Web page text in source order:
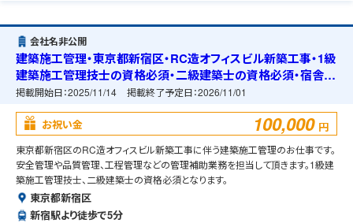
会社名非公開
建築施工管理・東京都新宿区・RC造オフィスビル新築工事・1級
建築施工管理技士の資格必須・二級建築士の資格必須・宿舎の
準備可能
掲載開始日：2025/11/14 掲載終了予定日：2026/11/01
お祝い金 100,000 円
東京都新宿区のRC造オフィスビル新築工事に伴う建築施工管理のお仕事です。
安全管理や品質管理、工程管理などの管理補助業務を担当して頂きます。1級建
築施工管理技士、二級建築士の資格必須となります。
東京都新宿区
新宿駅より徒歩で5分